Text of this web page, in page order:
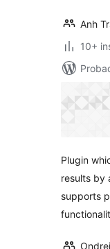
Anh
10+
Plugin
results by
supports